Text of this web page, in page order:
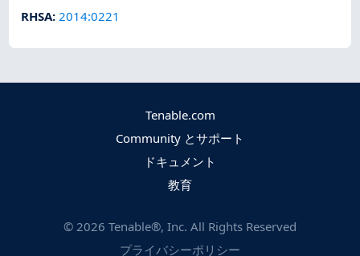
RHSA: 2014:0221
Tenable.com
Community とサポート
ドキュメント
教育
© 2026 Tenable®, Inc. All Rights Reserved
プライバシーポリシー